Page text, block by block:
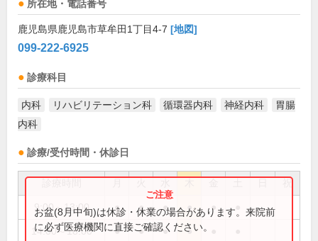
所在地・電話番号
鹿児島県鹿児島市草牟田1丁目4-7 [地図]
099-222-6925
診療科目
内科 リハビリテーション科 循環器内科 神経内科
胃腸
内科
診療/受付時間・休診日
祝
9:00～13:00 ● ● ● ● ●
14:00～18:00 ● ● ● ●
お盆(8月中旬)は休診・休業の場合があります。来院前
に必ず医療機関に直接ご確認ください。